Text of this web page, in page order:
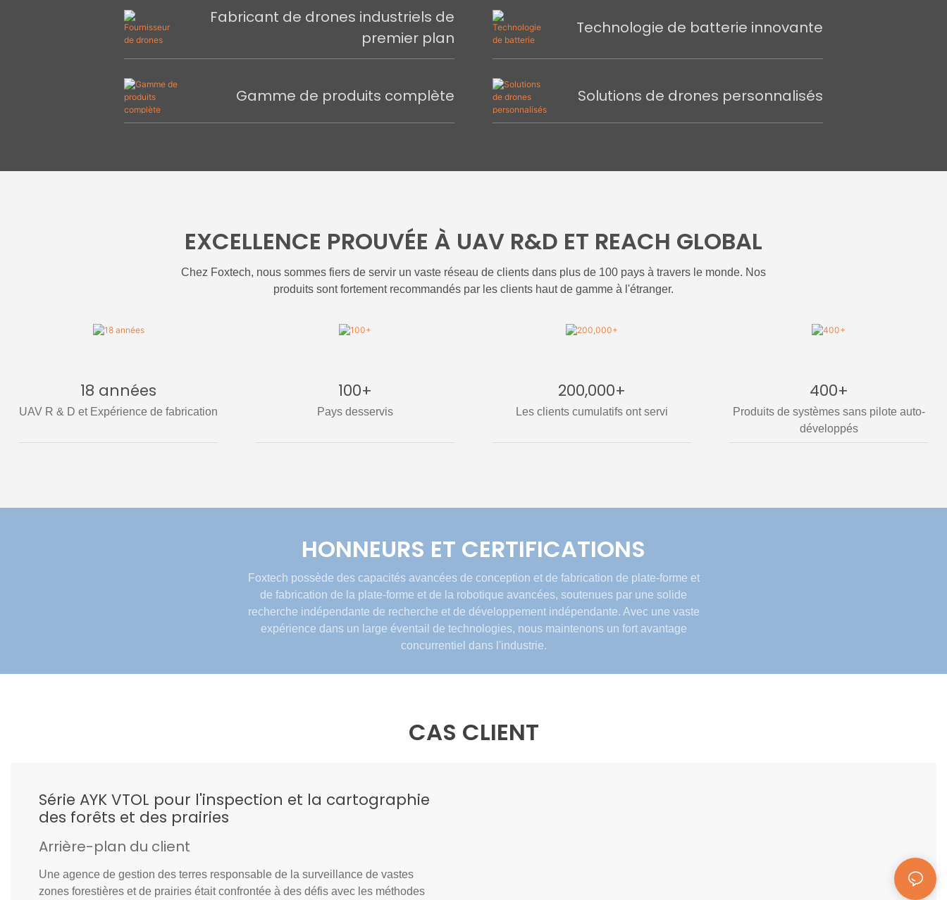
Fabricant de drones industriels de
premier plan
Technologie de batterie innovante
Gamme de produits complète Solutions de drones personnalisés
EXCELLENCE PROUVÉE À UAV R&D ET REACH GLOBAL
Chez Foxtech, nous sommes fiers de servir un vaste réseau de clients dans plus de 100 pays à travers le monde. Nos
produits sont fortement recommandés par les clients haut de gamme à l'étranger.
18 années
UAV R & D et Expérience de fabrication
100+
Pays desservis
200,000+
Les clients cumulatifs ont servi
400+
Produits de systèmes sans pilote auto-
développés
HONNEURS ET CERTIFICATIONS
Foxtech possède des capacités avancées de conception et de fabrication de plate-forme et
de fabrication de la plate-forme et de la robotique avancées, soutenues par une solide
recherche indépendante de recherche et de développement indépendante. Avec une vaste
expérience dans un large éventail de technologies, nous maintenons un fort avantage
concurrentiel dans l'industrie.
CAS CLIENT
Série AYK VTOL pour l'inspection et la cartographie
des forêts et des prairies
Arrière-plan du client
Une agence de gestion des terres responsable de la surveillance de vastes
zones forestières et de prairies était confrontée à des défis avec les méthodes